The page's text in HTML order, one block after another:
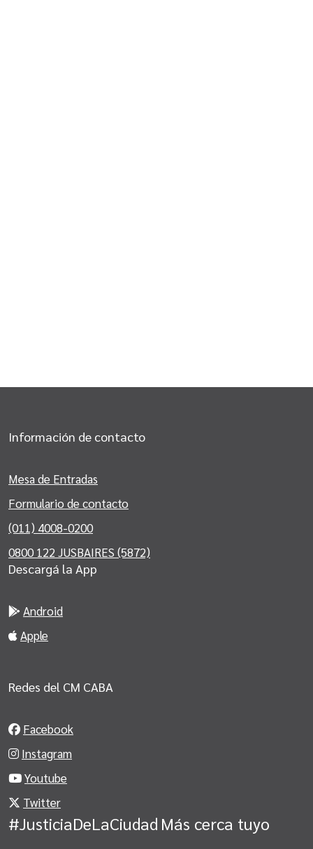
Información de contacto
Mesa de Entradas
Formulario de contacto
(011) 4008-0200
0800 122 JUSBAIRES (5872)
Descargá la App
Android
Apple
Redes del CM CABA
Facebook
Instagram
Youtube
Twitter
#JusticiaDeLaCiudad Más cerca tuyo